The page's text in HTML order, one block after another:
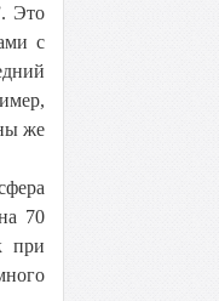
Это
с
же
70
при